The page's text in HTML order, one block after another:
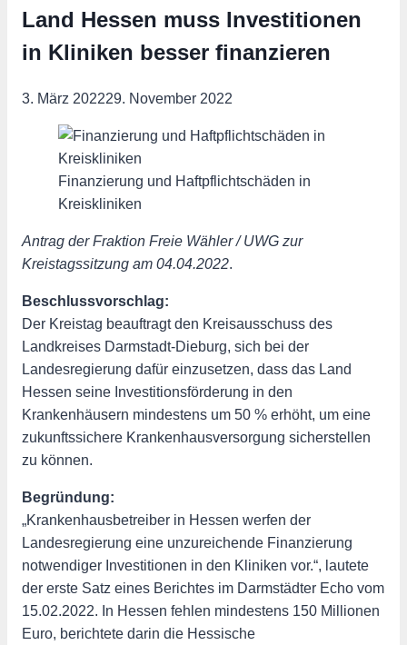
Land Hessen muss Investitionen
in Kliniken besser finanzieren
3. März 202229. November 2022
Finanzierung und Haftpflichtschäden in
Kreiskliniken
Antrag der Fraktion Freie Wähler / UWG zur
Kreistagssitzung am 04.04.2022.
Beschlussvorschlag:
Der Kreistag beauftragt den Kreisausschuss des
Landkreises Darmstadt-Dieburg, sich bei der
Landesregierung dafür einzusetzen, dass das Land
Hessen seine Investitionsförderung in den
Krankenhäusern mindestens um 50 % erhöht, um eine
zukunftssichere Krankenhausversorgung sicherstellen
zu können.
Begründung:
„Krankenhausbetreiber in Hessen werfen der
Landesregierung eine unzureichende Finanzierung
notwendiger Investitionen in den Kliniken vor.“, lautete
der erste Satz eines Berichtes im Darmstädter Echo vom
15.02.2022. In Hessen fehlen mindestens 150 Millionen
Euro, berichtete darin die Hessische